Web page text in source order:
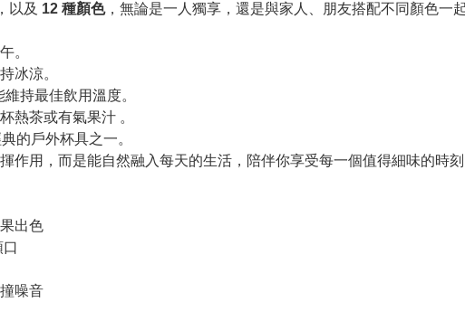
以及 12 種顏色，無論是一人獨享，還是與家人、朋友搭配不同顏色一
。
冰涼。
持最佳飲用溫度。
熱茶或有氣果汁 。
的戶外杯具之一。
作用，而是能自然融入每天的生活，陪伴你享受每一個值得細味的時刻
出色
噪音